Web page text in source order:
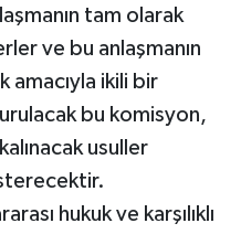
tam olarak
ve bu anlaşmanın
amacıyla ikili bir
bu komisyon,
usuller
hukuk ve karşılıklı